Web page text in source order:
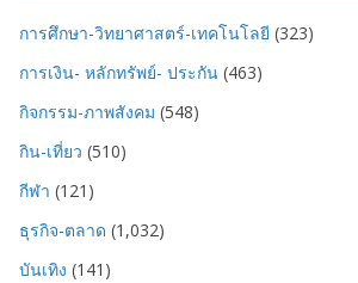
การศึกษา-วิทยาศาสตร์-เทคโนโลยี (323)
การเงิน- หลักทรัพย์- ประกัน (463)
กิจกรรม-ภาพสังคม (548)
กิน-เที่ยว (510)
กีฬา (121)
ธุรกิจ-ตลาด (1,032)
บันเทิง (141)